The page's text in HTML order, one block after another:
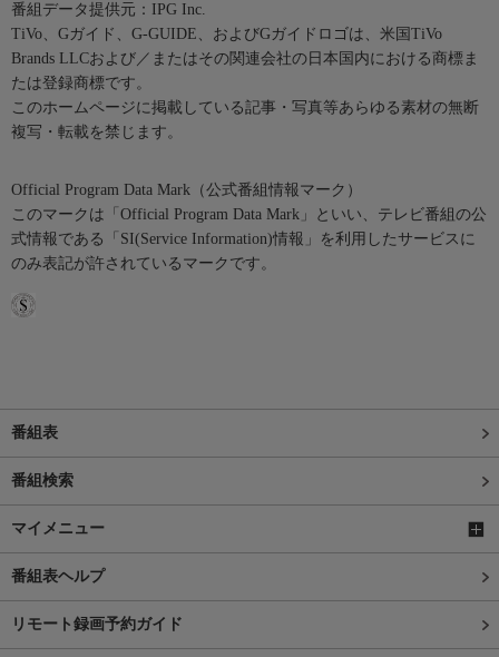
番組データ提供元：IPG Inc.
TiVo、Gガイド、G-GUIDE、およびGガイドロゴは、米国TiVo
Brands LLCおよび／またはその関連会社の日本国内における商標ま
たは登録商標です。
このホームページに掲載している記事・写真等あらゆる素材の無断
複写・転載を禁じます。
Official Program Data Mark（公式番組情報マーク）
このマークは「Official Program Data Mark」といい、テレビ番組の公
式情報である「SI(Service Information)情報」を利用したサービスに
のみ表記が許されているマークです。
番組表
番組検索
マイメニュー
番組表ヘルプ
リモート録画予約ガイド